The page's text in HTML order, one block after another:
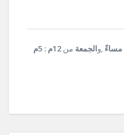
,والجمعة من 12م : 5م